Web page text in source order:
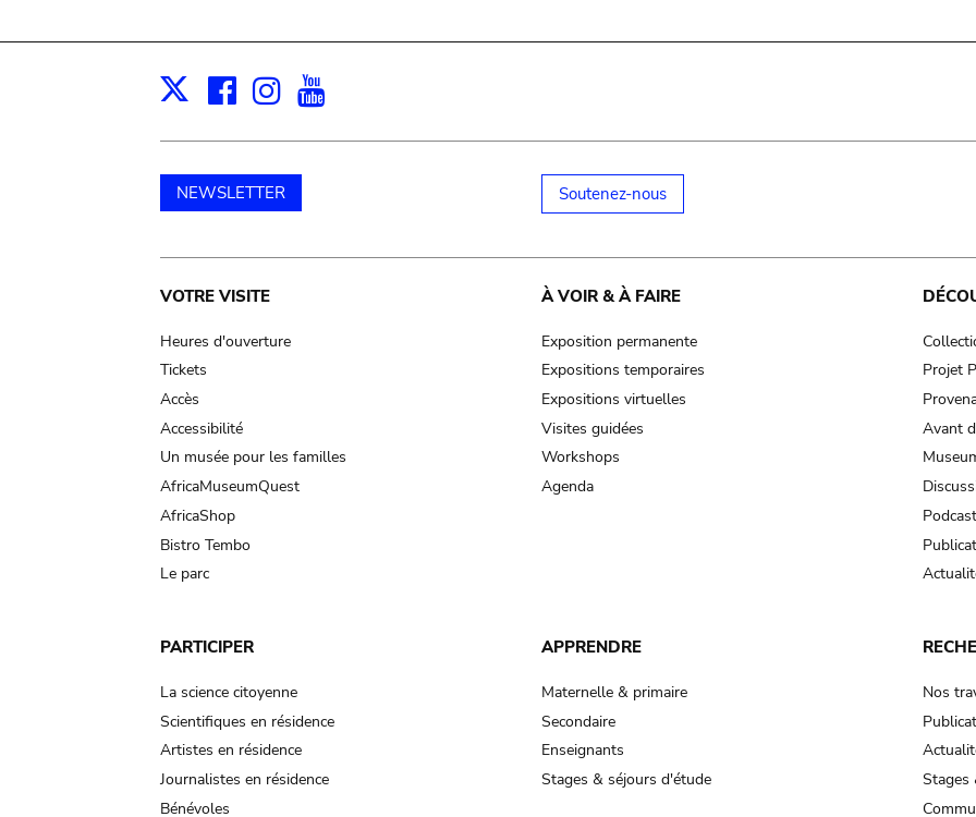
X Facebook
Instagram
NEWSLETTER Soutenez-nous
Main
navigation
VOTRE VISITE
Heures d'ouverture
Tickets
Accès
Accessibilité
Un musée pour les familles
AfricaMuseumQuest
AfricaShop
Bistro Tembo
Le parc
À VOIR & À FAIRE
Exposition permanente
Expositions temporaires
Expositions virtuelles
Visites guidées
Workshops
Agenda
Projet
Avant
PARTICIPER
La science citoyenne
Scientifiques en résidence
Artistes en résidence
Journalistes en résidence
Bénévoles
APPRENDRE
Maternelle & primaire
Secondaire
Enseignants
Stages & séjours d'étude
Nos
Stages